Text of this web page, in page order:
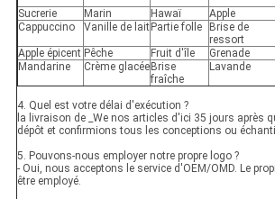
Sucrerie
Marin Hawaï Apple
Cappuccino
Vanille de lait Partie folle
Brise de
ressort
Apple épicent Pêche Fruit d'île Grenade
Mandarine
Crème glacée Brise
fraîche
Lavande
4. Quel est votre délai d'exécution ?
la livraison de _We nos articles d'ici 35 jours après
dépôt et confirmions tous les conceptions ou
5. Pouvons-nous employer notre propre logo ?
- Oui, nous acceptons le service d'OEM/OMD. Le
être employé.